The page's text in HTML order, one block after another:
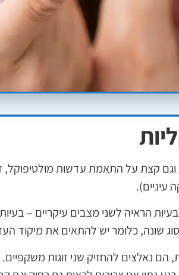
קצת על התאמת עדשות מולטיפוקל,
עיניים).
הראיה לשני מצבים עיקריים – בעיות
שונה, כלומר יש להתאים את מיקוד
הם נאלצים להחזיק שני זוגות